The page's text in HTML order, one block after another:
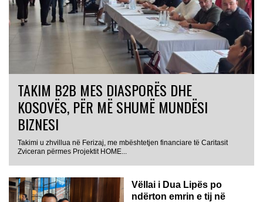
TAKIM B2B MES DIASPORËS DHE
KOSOVËS, PËR MË SHUMË MUNDËSI
BIZNESI
Takimi u zhvillua në Ferizaj, me mbështetjen financiare të Caritasit
Zviceran përmes Projektit HOME...
Vëllai i Dua Lipës po
ndërton emrin e tij në